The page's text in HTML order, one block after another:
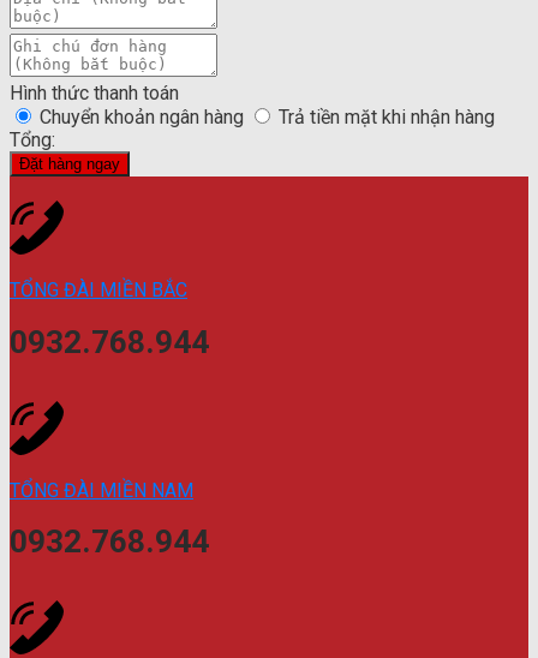
Hình thức thanh toán
Chuyển khoản ngân hàng
Trả tiền mặt khi nhận hàng
Tổng:
Đặt hàng ngay
TỔNG ĐÀI MIỀN BẮC
0932.768.944
TỔNG ĐÀI MIỀN NAM
0932.768.944